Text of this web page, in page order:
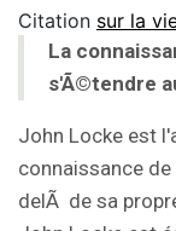
Citation sur la
La
s'Ã©tendre
John Locke est
connaissance
delÃ de sa